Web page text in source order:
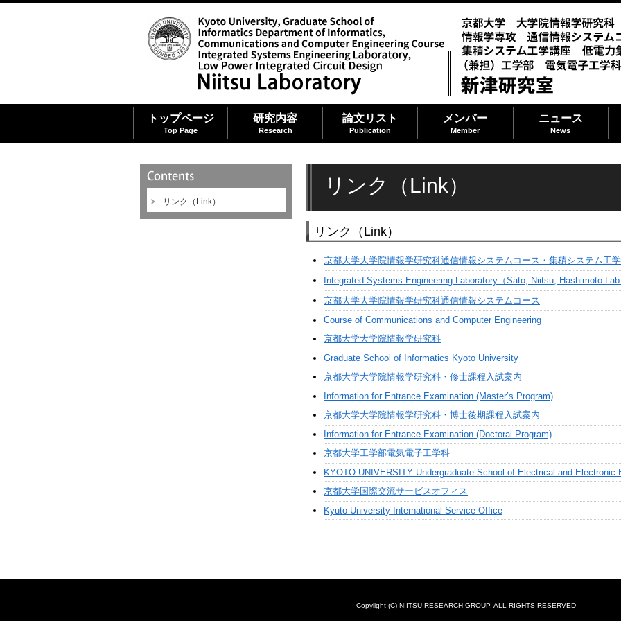
トップページ
Top Page
研究内容
Research
論文リスト
Publication
メンバー
Member
ニュース
News
リンク（Link）
リンク（Link）
リンク（Link）
京都大学大学院情報学研究科通信情報システムコース・集積システム工
Integrated Systems Engineering Laboratory（Sato, Niitsu, Hashimoto
京都大学大学院情報学研究科通信情報システムコース
Course of Communications and Computer Engineering
京都大学大学院情報学研究科
Graduate School of Informatics Kyoto University
京都大学大学院情報学研究科・修士課程入試案内
Information for Entrance Examination (Master’s Program)
京都大学大学院情報学研究科・博士後期課程入試案内
Information for Entrance Examination (Doctoral Program)
京都大学工学部電気電子工学科
KYOTO UNIVERSITY Undergraduate School of Electrical and Electronic
京都大学国際交流サービスオフィス
Kyuto University International Service Office
Copylight (C) NIITSU RESEARCH GROUP. ALL RIGHTS RESERVED